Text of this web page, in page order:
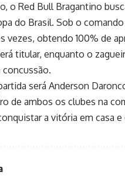
o Red Bull Bragantino
do Brasil. Sob o
vezes, obtendo 100% de
titular, enquanto o
será Anderson
de ambos os clubes na
a vitória em casa